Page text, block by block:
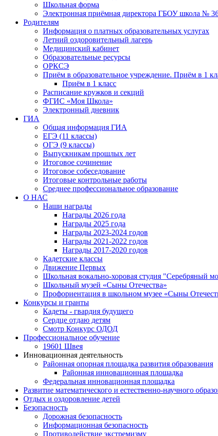
Школьная форма
Электронная приёмная директора ГБОУ школа №
Родителям
Информация о платных образовательных услугах
Летний оздоровительный лагерь
Медицинский кабинет
Образовательные ресурсы
ОРКСЭ
Приём в образовательное учреждение. Приём в 1
Приём в 1 класс
Расписание кружков и секций
ФГИС «Моя Школа»
Электронный дневник
ГИА
Общая информация ГИА
ЕГЭ (11 классы)
ОГЭ (9 классы)
Выпускникам прошлых лет
Итоговое сочинение
Итоговое собеседование
Итоговые контрольные работы
Среднее профессиональное образование
О НАС
Наши награды
Награды 2026 года
Награды 2025 года
Награды 2023-2024 годов
Награды 2021-2022 годов
Награды 2017-2020 годов
Кадетские классы
Движение Первых
Школьная вокально-хоровая студия "Серебряный
Школьный музей «Сыны Отечества»
Профориентация в школьном музее «Сыны
Конкурсы и гранты
Кадеты - гвардия будущего
Сердце отдаю детям
Смотр Конкурс ОДОД
Профессиональное обучение
19601 Швея
Инновационная деятельность
Районная опорная площадка развития образования
Районная инновационная площадка
Федеральная инновационная площадка
Развитие математического и естественно-научного
Отдых и оздоровление детей
Безопасность
Дорожная безопасность
Информационная безопасность
Противодействие экстремизму